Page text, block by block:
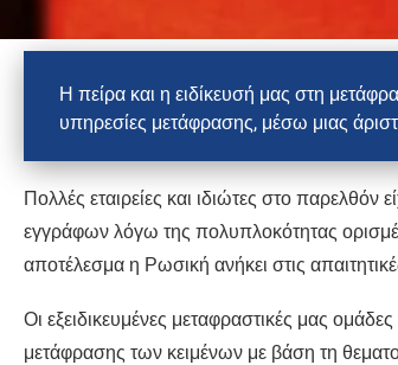
Η πείρα και η ειδίκευσή μας στη
υπηρεσίες μετάφρασης, μέσω μιας
Πολλές εταιρείες και ιδιώτες στο
εγγράφων λόγω της πολυπλοκότητας
αποτέλεσμα η Ρωσική ανήκει στις
Οι εξειδικευμένες μεταφραστικές μας
μετάφρασης των κειμένων με βάση τη